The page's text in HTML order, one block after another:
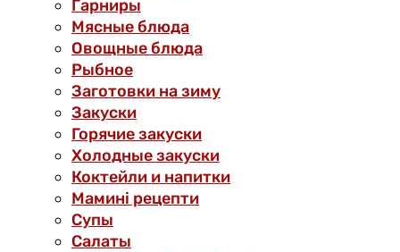
Гарниры
Мясные блюда
Овощные блюда
Рыбное
Заготовки на зиму
Закуски
Горячие закуски
Холодные закуски
Коктейли и напитки
Мамині рецепти
Супы
Салаты